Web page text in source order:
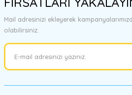
Görüş ve önerileriniz için teşekkür ederiz.
Ürün resmi kalitesiz, bozuk veya
Ürün bilgilerinde hatalar bulunuyor.
Mail adresinizi ekleyerek
olabilirsiniz.